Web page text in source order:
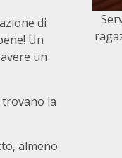
di
Un
un
la
almeno